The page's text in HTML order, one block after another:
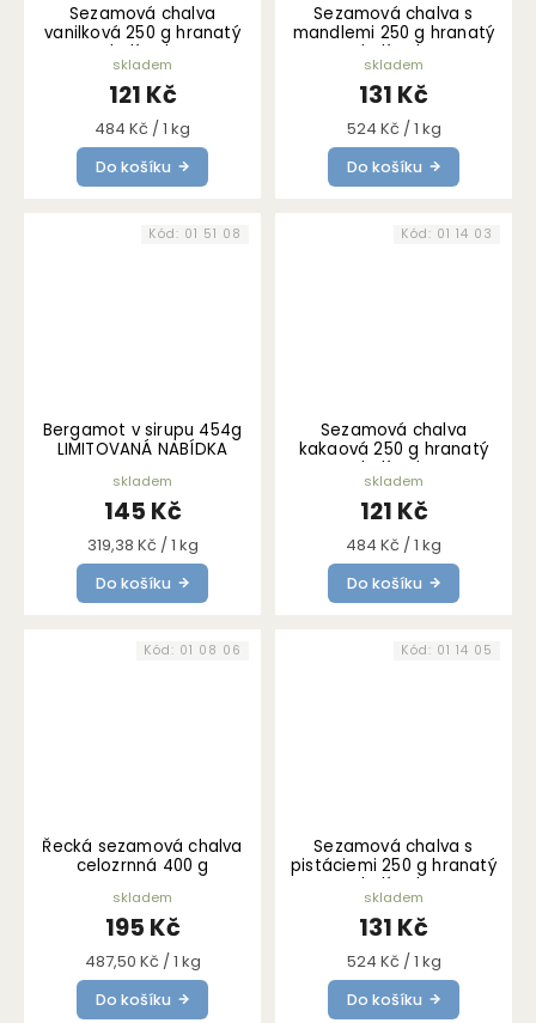
Sezamová chalva
vanilková 250 g hranatý
kelímek
skladem
121 Kč
Měrná
cena:
484 Kč / 1 kg
Do košíku
Sezamová chalva s
mandlemi 250 g hranatý
kelímek
skladem
131 Kč
Měrná
cena:
524 Kč / 1 kg
Do košíku
Bergamot v sirupu 454g
LIMITOVANÁ NABÍDKA
skladem
145 Kč
Měrná
cena:
319,38 Kč / 1 kg
Do košíku
Kód: 01 51 08
Sezamová chalva
kakaová 250 g hranatý
kelímek
skladem
121 Kč
Měrná
cena:
484 Kč / 1 kg
Do košíku
Kód: 01 14 03
Řecká sezamová chalva
celozrnná 400 g
skladem
195 Kč
Měrná
cena:
487,50 Kč / 1 kg
Do košíku
Kód: 01 08 06
Sezamová chalva s
pistáciemi 250 g hranatý
kelímek
skladem
131 Kč
Měrná
cena:
524 Kč / 1 kg
Do košíku
Kód: 01 14 05